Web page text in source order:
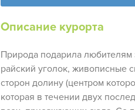
Описание курорта
Природа подарила любителям
райский уголок, живописные
сторон долину (центром
которая в течении двух